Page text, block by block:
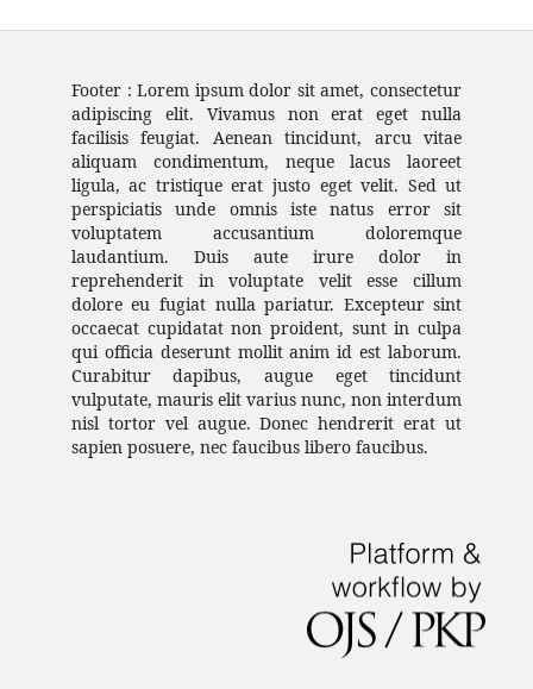
Footer : Lorem ipsum dolor sit amet, consectetur
adipiscing elit. Vivamus non erat eget nulla
facilisis feugiat. Aenean tincidunt, arcu vitae
aliquam condimentum, neque lacus laoreet
ligula, ac tristique erat justo eget velit. Sed ut
perspiciatis unde omnis iste natus error sit
voluptatem accusantium doloremque
laudantium. Duis aute irure dolor in
reprehenderit in voluptate velit esse cillum
dolore eu fugiat nulla pariatur. Excepteur sint
occaecat cupidatat non proident, sunt in culpa
qui officia deserunt mollit anim id est laborum.
Curabitur dapibus, augue eget tincidunt
vulputate, mauris elit varius nunc, non interdum
nisl tortor vel augue. Donec hendrerit erat ut
sapien posuere, nec faucibus libero faucibus.